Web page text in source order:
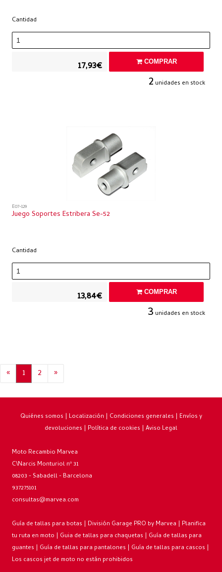
Cantidad
17,93€ COMPRAR
2 unidades en stock
E07-129
Juego Soportes Estribera Se-52
Cantidad
13,84€ COMPRAR
3 unidades en stock
« 1 2 »
Quiénes somos | Localización | Condiciones generales | Envíos y
devoluciones | Política de cookies | Aviso Legal
Moto Recambio Marvea
C\Narcis Monturiol nº 31
08203 - Sabadell - Barcelona
937275101
consultas@marvea.com
Guía de tallas para botas | División Garage PRO by Marvea | Planifica
tu ruta en moto | Guia de tallas para chaquetas | Guía de tallas para
guantes | Guía de tallas para pantalones | Guía de tallas para cascos |
Los cascos jet de moto no están prohibidos